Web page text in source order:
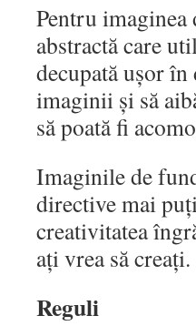
Pentru
abstractă care
decupată ușor
imaginii și să
să poată fi
Imaginile de
directive mai
creativitatea
ați vrea să creați.
Reguli